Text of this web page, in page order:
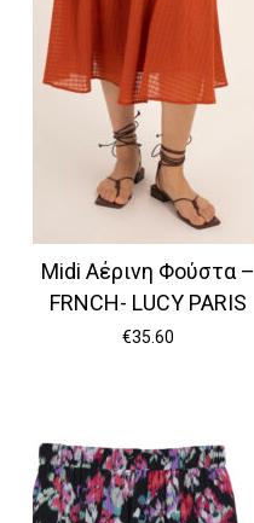
Midi Αέρινη Φούστα –
FRNCH- LUCY PARIS
€35.60